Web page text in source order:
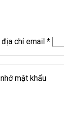
địa chỉ email *
mật khẩu